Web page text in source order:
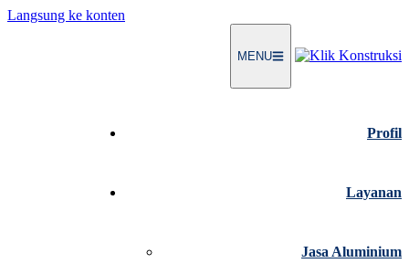
Langsung ke konten
MENU
Profil
Layanan
Jasa Aluminium